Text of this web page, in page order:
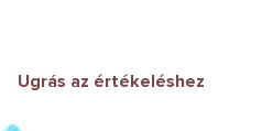
Ugrás az értékeléshez